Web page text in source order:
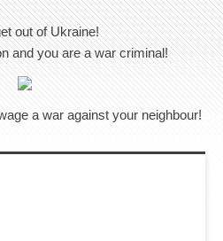
out of Ukraine!
and you are a war criminal!
a war against your neighbour!